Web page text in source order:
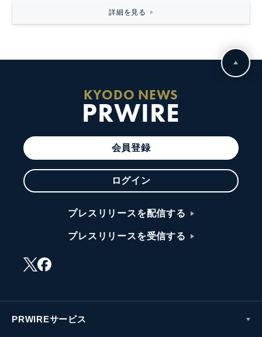
詳細を見る
KYODO NEWS
PRWIRE
会員登録
ログイン
プレスリリースを配信する
プレスリリースを受信する
PRWIREサービス